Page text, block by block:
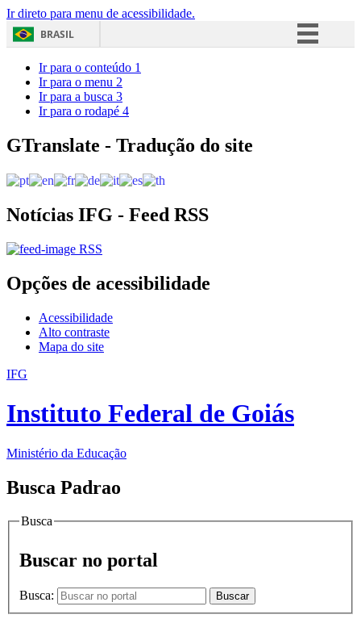
Ir direto para menu de acessibilidade.
BRASIL
Acesso à informação
Ir para o conteúdo 1
Ir para o menu 2
Ir para a busca 3
Ir para o rodapé 4
GTranslate - Tradução do site
Notícias IFG - Feed RSS
RSS
Opções de acessibilidade
Acessibilidade
Alto contraste
Mapa do site
IFG
Instituto Federal de Goiás
Ministério da Educação
Busca Padrao
Busca
Buscar no portal
Busca: Buscar